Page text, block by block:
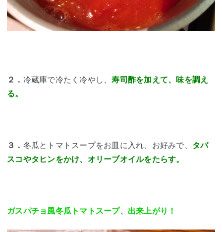
２． 冷蔵庫で冷たく冷やし、寿司酢を加えて、味を調え
る。
３． 冬瓜とトマトスープをお皿に入れ、お好みで、 タバ
スコやタヒンをかけ、オリーブオイルをたらす。
ガスパチョ風冬瓜トマトスープ、出来上がり！